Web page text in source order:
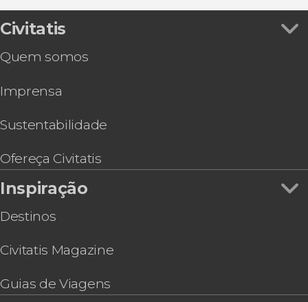
Aveiro
Oficina de ovos moles de Aveiro
Trem turístico de Aveiro + Passeio de barco
Tour pelo bairro da Beira Mar com degustação
Degustação de vinhos em Aveiro
Civitatis
Quem somos
Imprensa
Sustentabilidade
Ofereça Civitatis
Inspiração
Destinos
Civitatis Magazine
Guias de Viagens